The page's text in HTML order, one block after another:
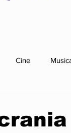
Cine